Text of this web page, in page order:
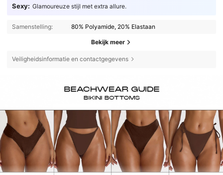
Sexy: Glamoureuze stijl met extra allure.
Samenstelling: 80% Polyamide, 20% Elastaan
Bekijk meer
Veiligheidsinformatie en contactgegevens